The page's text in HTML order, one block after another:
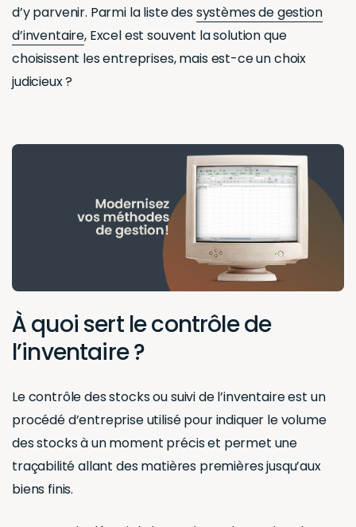
d’y parvenir. Parmi la liste dessystèmes de gestion
d’inventaire, Excel est souvent la solution que
choisissent les entreprises, mais est-ce un choix
judicieux ?
À quoi sert le contrôle de
l’inventaire ?
Le contrôle des stocks ou suivi de l’inventaire est un
procédé d’entreprise utilisé pour indiquer le volume
des stocks à un moment précis et permet une
traçabilité allant des matières premières jusqu’aux
biens finis.